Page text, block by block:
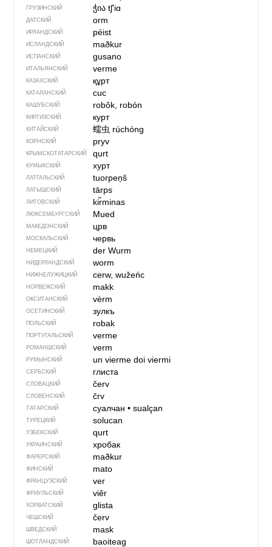
ГРУЗИНСКИЙ ჭიაtʃʼiɑ
ДАТСКИЙ orm
ИРЛАНДСКИЙ péist
ИСЛАНДСКИЙ maðkur
ИСПАНСКИЙ gusano
ИТАЛЬЯНСКИЙ verme
КАЗАХСКИЙ құрт
КАТАЛАНСКИЙ cuc
КАШУБСКИЙ robôk, robón
КИРГИЗСКИЙ курт
КИТАЙСКИЙ 蠕虫 rúchóng
КОРНСКИЙ pryv
КРЫМСКО­ТАТАРСКИЙ qurt
КУМЫКСКИЙ хурт
ЛАТГАЛЬСКИЙ tuorpeņš
ЛАТЫШСКИЙ tārps
ЛИТОВСКИЙ kir̃minas
ЛЮКСЕМБУРГСКИЙ Mued
МАКЕДОНСКИЙ црв
МОСКАЛЬСКИЙ червь
НЕМЕЦКИЙ der Wurm
НИДЕРЛАНДСКИЙ worm
НИЖНЕЛУЖИЦКИЙ cerw, wužeńc
НОРВЕЖСКИЙ makk
ОКСИТАНСКИЙ vèrm
ОСЕТИНСКИЙ зулкъ
ПОЛЬСКИЙ robak
ПОРТУГАЛЬСКИЙ verme
РОМАНШСКИЙ verm
РУМЫНСКИЙ un viermedoi viermi
СЕРБСКИЙ глиста
СЛОВАЦКИЙ červ
СЛОВЕНСКИЙ črv
ТАТАРСКИЙ суалчан• sualçan
ТУРЕЦКИЙ solucan
УЗБЕКСКИЙ qurt
УКРАИНСКИЙ хробак
ФАРЕРСКИЙ maðkur
ФИНСКИЙ mato
ФРАНЦУЗСКИЙ ver
ФРИУЛЬСКИЙ viêr
ХОРВАТСКИЙ glista
ЧЕШСКИЙ červ
ШВЕДСКИЙ mask
ШОТЛАНДСКИЙ baoiteag